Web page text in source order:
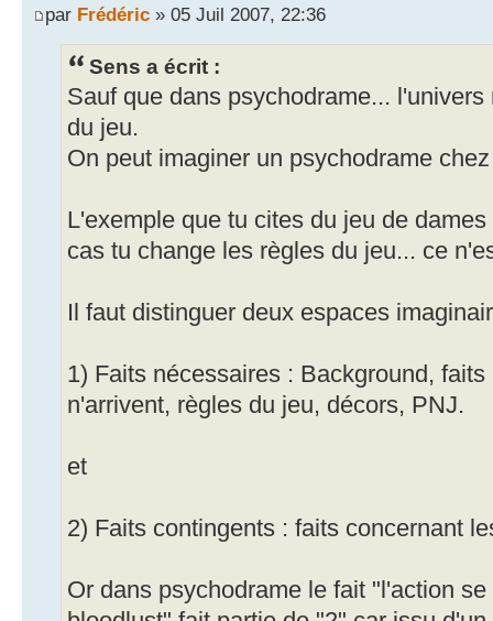
par Frédéric » 05 Juil 2007, 22:36
Sens a écrit :
Sauf que dans psychodrame...
du jeu.
On peut imaginer un psychodrame
L'exemple que tu cites du jeu de
cas tu change les règles du jeu... ce
Il faut distinguer deux espaces
1) Faits nécessaires : Background,
n'arrivent, règles du jeu, décors, PNJ.
et
2) Faits contingents : faits concernant
Or dans psychodrame le fait "l'action